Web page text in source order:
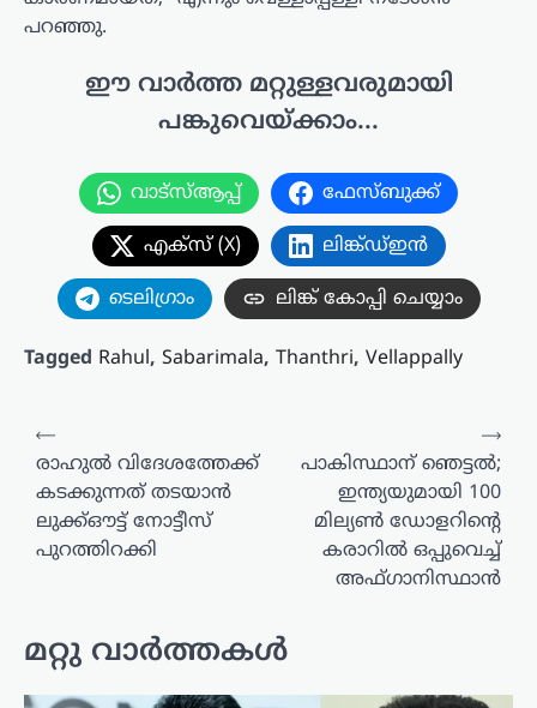
പറഞ്ഞു.
ഈ വാർത്ത മറ്റുള്ളവരുമായി
പങ്കുവെയ്ക്കാം...
വാട്സ്ആപ്പ് ഫേസ്ബുക്ക്
എക്സ് (X) ലിങ്ക്ഡ്ഇൻ
ടെലിഗ്രാം ലിങ്ക് കോപ്പി ചെയ്യാം
Tagged Rahul, Sabarimala, Thanthri, Vellappally
പോസ്റ്റുകളിലൂടെ
⟵
രാഹുൽ വിദേശത്തേക്ക്
കടക്കുന്നത് തടയാൻ
ലുക്ക്ഔട്ട് നോട്ടീസ്
പുറത്തിറക്കി
പാകിസ്ഥാന് ഞെട്ടൽ;
ഇന്ത്യയുമായി 100
മില്യൺ ഡോളറിന്റെ
കരാറിൽ ഒപ്പുവെച്ച്
അഫ്ഗാനിസ്ഥാൻ
⟶
മറ്റു വാർത്തകൾ